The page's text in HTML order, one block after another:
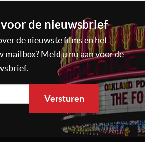
de nieuwsbrief
de nieuwste films en het
mailbox? Meld u nu aan voor de